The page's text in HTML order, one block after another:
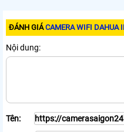
ĐÁNH GIÁCAMERA WIFI DAHUA
Nội dung:
Tên: